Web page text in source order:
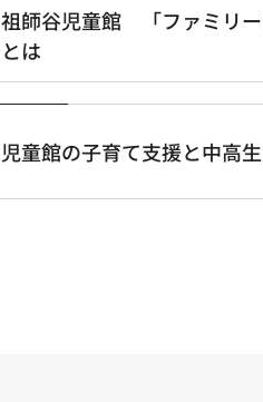
祖師谷児童館 「ファミリー
とは
児童館の子育て支援と中高